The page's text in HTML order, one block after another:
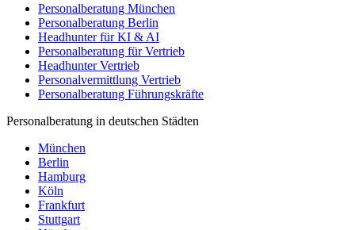
Personalberatung München
Personalberatung Berlin
Headhunter für KI & AI
Personalberatung für Vertrieb
Headhunter Vertrieb
Personalvermittlung Vertrieb
Personalberatung Führungskräfte
Personalberatung in deutschen Städten
München
Berlin
Hamburg
Köln
Frankfurt
Stuttgart